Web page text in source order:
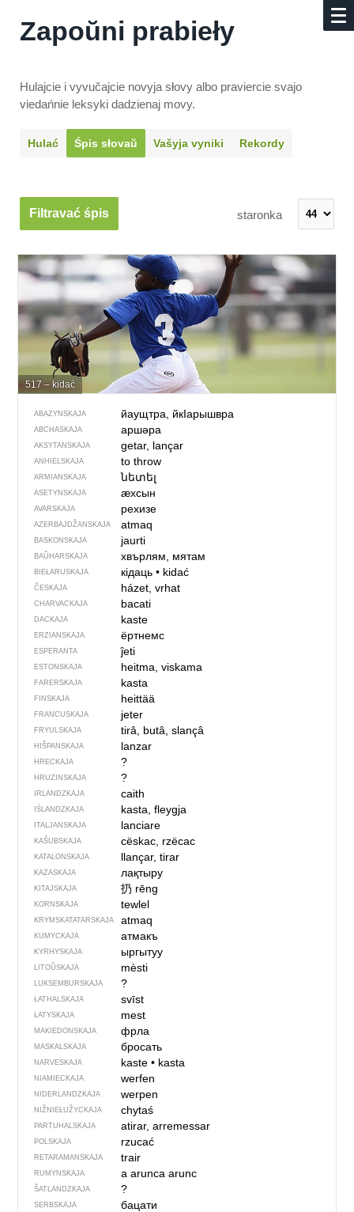
Zapoŭni prabieły
Hulajcie i vyvučajcie novyja słovy albo praviercie svajo
viedańnie leksyki dadzienaj movy.
Hulać Śpis słovaŭ Vašyja vyniki Rekordy
Filtravać śpis staronka
517 – kidać
ABAZYNSKAJA йаущтра, йкIарышвра
ABCHASKAJA аршәра
AKSYTANSKAJA getar, lançar
ANHIELSKAJA to throw
ARMIANSKAJA նետել
ASETYNSKAJA ӕхсын
AVARSKAJA рехизе
AZERBAJDŽAN­SKAJA atmaq
BASKONSKAJA jaurti
BAŬHARSKAJA хвърлям, мятам
BIEŁARUSKAJA кідаць• kidać
ČESKAJA házet, vrhat
CHARVACKAJA bacati
DACKAJA kaste
ERZIANSKAJA ёртнемс
ESPERANTA ĵeti
ESTONSKAJA heitma, viskama
FARERSKAJA kasta
FINSKAJA heittää
FRANCUSKAJA jeter
FRYULSKAJA tirâ, butâ, slançâ
HIŠPANSKAJA lanzar
HRECKAJA ?
HRUZINSKAJA ?
IRLANDZKAJA caith
IŚLANDZKAJA kasta, fleygja
ITALJANSKAJA lanciare
KAŠUBSKAJA cëskac, rzëcac
KATALONSKAJA llançar, tirar
KAZASKAJA лақтыру
KITAJSKAJA 扔 rēng
KORNSKAJA tewlel
KRYMSKA­TATARSKAJA atmaq
KUMYCKAJA атмакъ
KYRHYSKAJA ыргытуу
LITOŬSKAJA mèsti
LUKSEMBURSKAJA ?
ŁATHALSKAJA svīst
ŁATYSKAJA mest
MAKIEDONSKAJA фрла
MASKALSKAJA бросать
NARVESKAJA kaste• kasta
NIAMIECKAJA werfen
NIDERLANDZKAJA werpen
NIŽNIEŁUŽYCKAJA chytaś
PARTUHALSKAJA atirar, arremessar
POLSKAJA rzucać
RETARAMANSKAJA trair
RUMYNSKAJA a aruncaarunc
ŠATLANDZKAJA ?
SERBSKAJA бацати